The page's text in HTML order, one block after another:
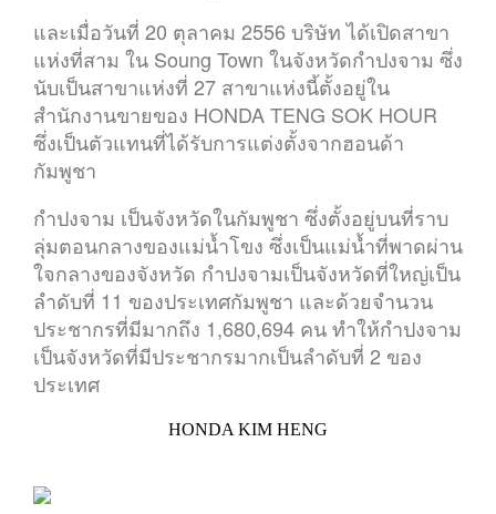
และเมื่อวันที่ 20 ตุลาคม 2556 บริษัท ได้เปิดสาขา
แห่งที่สาม ใน Soung Town ในจังหวัดกำปงจาม ซึ่ง
นับเป็นสาขาแห่งที่ 27 สาขาแห่งนี้ตั้งอยู่ใน
สำนักงานขายของ HONDA TENG SOK HOUR
ซึ่งเป็นตัวแทนที่ได้รับการแต่งตั้งจากฮอนด้า
กัมพูชา
กำปงจาม เป็นจังหวัดในกัมพูชา ซึ่งตั้งอยู่บนที่ราบ
ลุ่มตอนกลางของแม่น้ำโขง ซึ่งเป็นแม่น้ำที่พาดผ่าน
ใจกลางของจังหวัด กำปงจามเป็นจังหวัดที่ใหญ่เป็น
ลำดับที่ 11 ของประเทศกัมพูชา และด้วยจำนวน
ประชากรที่มีมากถึง 1,680,694 คน ทำให้กำปงจาม
เป็นจังหวัดที่มีประชากรมากเป็นลำดับที่ 2 ของ
ประเทศ
HONDA KIM HENG